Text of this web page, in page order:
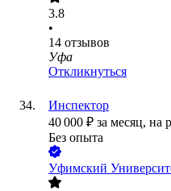
3.8
•
14 отзывов
Уфа
Откликнуться
Инспектор
40 000 ₽ за месяц, на
Без опыта
Уфимский